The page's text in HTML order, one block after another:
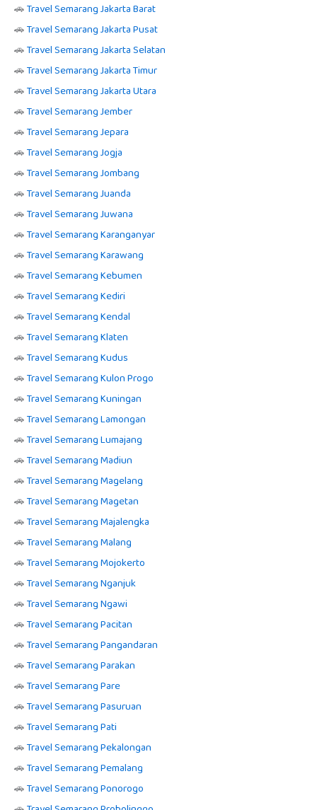
🚗Travel Semarang Jakarta Barat
🚗Travel Semarang Jakarta Pusat
🚗Travel Semarang Jakarta Selatan
🚗Travel Semarang Jakarta Timur
🚗Travel Semarang Jakarta Utara
🚗Travel Semarang Jember
🚗Travel Semarang Jepara
🚗Travel Semarang Jogja
🚗Travel Semarang Jombang
🚗Travel Semarang Juanda
🚗Travel Semarang Juwana
🚗Travel Semarang Karanganyar
🚗Travel Semarang Karawang
🚗Travel Semarang Kebumen
🚗Travel Semarang Kediri
🚗Travel Semarang Kendal
🚗Travel Semarang Klaten
🚗Travel Semarang Kudus
🚗Travel Semarang Kulon Progo
🚗Travel Semarang Kuningan
🚗Travel Semarang Lamongan
🚗Travel Semarang Lumajang
🚗Travel Semarang Madiun
🚗Travel Semarang Magelang
🚗Travel Semarang Magetan
🚗Travel Semarang Majalengka
🚗Travel Semarang Malang
🚗Travel Semarang Mojokerto
🚗Travel Semarang Nganjuk
🚗Travel Semarang Ngawi
🚗Travel Semarang Pacitan
🚗Travel Semarang Pangandaran
🚗Travel Semarang Parakan
🚗Travel Semarang Pare
🚗Travel Semarang Pasuruan
🚗Travel Semarang Pati
🚗Travel Semarang Pekalongan
🚗Travel Semarang Pemalang
🚗Travel Semarang Ponorogo